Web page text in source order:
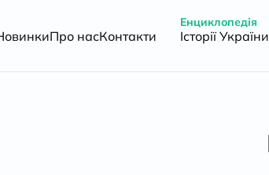
Про насКонтакти
Енциклопедія
Історії України